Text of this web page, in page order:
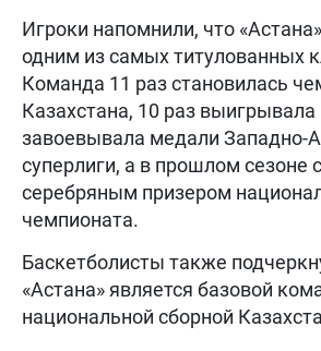
Игроки напомнили, что
одним из самых титулованных
Команда 11 раз становилась
Казахстана, 10 раз
завоевывала медали Западно-
суперлиги, а в прошлом сезоне
серебряным призером
чемпионата.
Баскетболисты также
«Астана» является базовой
национальной сборной